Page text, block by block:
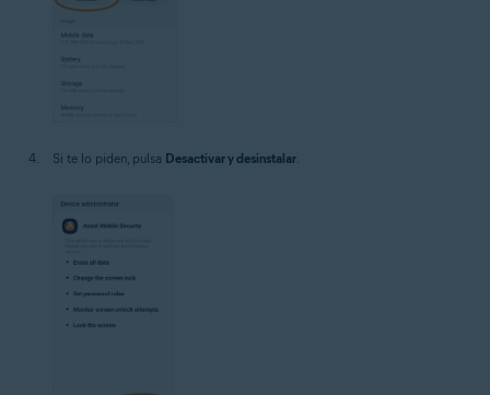
Si te lo piden, pulsa Desactivar y desinstalar.